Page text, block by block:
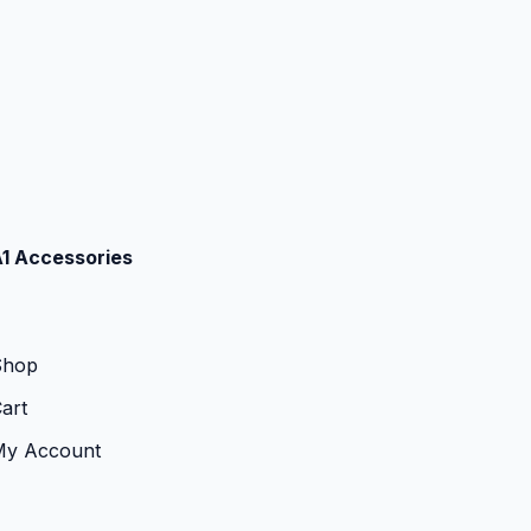
Accessories
Account